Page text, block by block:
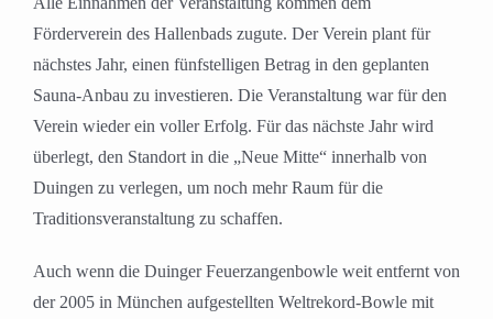
Förderverein des Hallenbads zugute. Der Verein plant für
nächstes Jahr, einen fünfstelligen Betrag in den geplanten
Sauna-Anbau zu investieren. Die Veranstaltung war für den
Verein wieder ein voller Erfolg. Für das nächste Jahr wird
überlegt, den Standort in die „Neue Mitte“ innerhalb von
Duingen zu verlegen, um noch mehr Raum für die
Traditionsveranstaltung zu schaffen.
Auch wenn die Duinger Feuerzangenbowle weit entfernt von
der 2005 in München aufgestellten Weltrekord-Bowle mit